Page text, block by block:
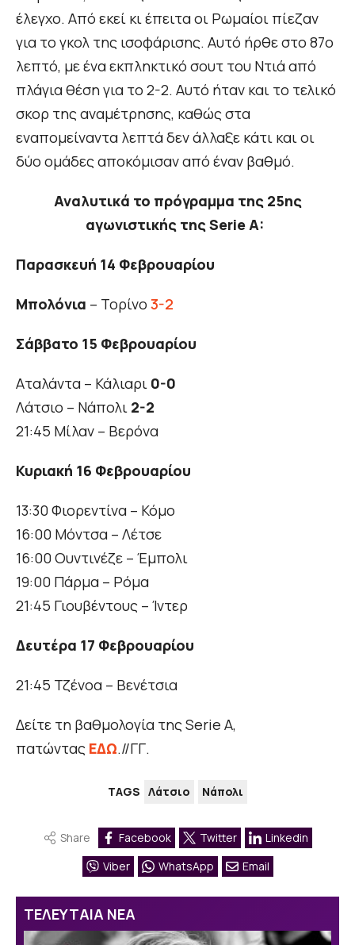
έλεγχο. Από εκεί κι έπειτα οι Ρωμαίοι πίεζαν
για το γκολ της ισοφάρισης. Αυτό ήρθε στο 87ο
λεπτό, με ένα εκπληκτικό σουτ του Ντιά από
πλάγια θέση για το 2-2. Αυτό ήταν και το τελικό
σκορ της αναμέτρησης, καθώς στα
εναπομείναντα λεπτά δεν άλλαξε κάτι και οι
δύο ομάδες αποκόμισαν από έναν βαθμό.
Αναλυτικά το πρόγραμμα της 25ης
αγωνιστικής της Serie A:
Παρασκευή 14 Φεβρουαρίου
Μπολόνια – Τορίνο 3-2
Σάββατο 15 Φεβρουαρίου
Αταλάντα – Κάλιαρι 0-0
Λάτσιο – Νάπολι 2-2
21:45 Μίλαν – Βερόνα
Κυριακή 16 Φεβρουαρίου
13:30 Φιορεντίνα – Κόμο
16:00 Μόντσα – Λέτσε
16:00 Ουντινέζε – Έμπολι
19:00 Πάρμα – Ρόμα
21:45 Γιουβέντους – Ίντερ
Δευτέρα 17 Φεβρουαρίου
21:45 Τζένοα – Βενέτσια
Δείτε τη βαθμολογία της Serie A,
πατώντας ΕΔΩ.//ΓΓ.
TAGS Λάτσιο Νάπολι
Share Facebook Twitter
Linkedin
Viber
WhatsApp Email
ΤΕΛΕΥΤΑΙΑ ΝΕΑ